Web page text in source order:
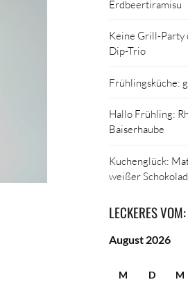
Erdbeertiramisu
Keine Grill-Party
Dip-Trio
Frühlingsküche:
Hallo Frühling:
Baiserhaube
Kuchenglück:
weißer
LECKERES VOM:
August 2026
M D M